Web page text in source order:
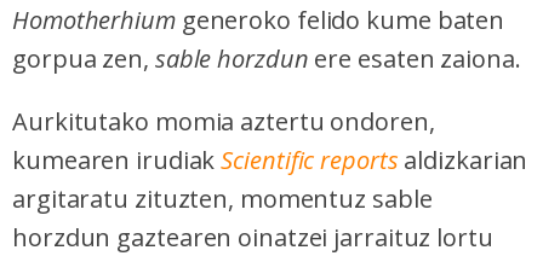
Homotherhiumgeneroko felido kume baten
gorpua zen, sable horzdun ere esaten zaiona.
Aurkitutako momia aztertu ondoren,
kumearen irudiakScientific reports aldizkarian
argitaratu zituzten, momentuz sable
horzdun gaztearen oinatzei jarraituz lortu